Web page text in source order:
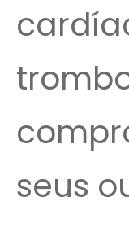
seus